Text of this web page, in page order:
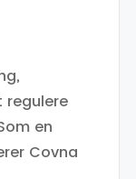
regulere
en
Covna